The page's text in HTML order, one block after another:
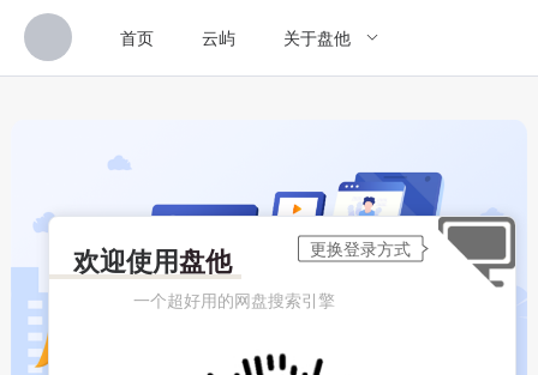
首页 云屿 关于盘他
欢迎使用盘他
一个超好用的网盘搜索引擎